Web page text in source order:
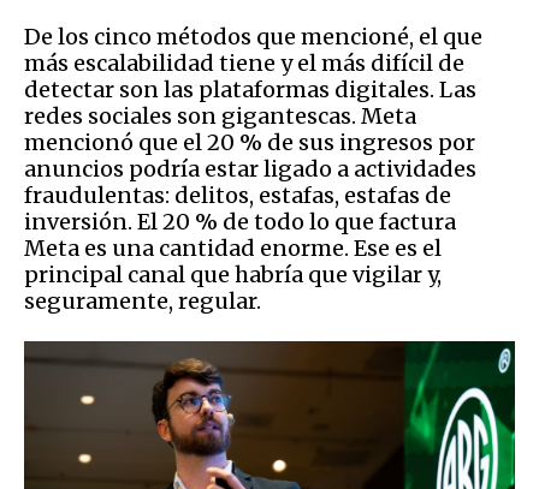
De los cinco métodos que mencioné, el que
más escalabilidad tiene y el más difícil de
detectar son las plataformas digitales. Las
redes sociales son gigantescas. Meta
mencionó que el 20 % de sus ingresos por
anuncios podría estar ligado a actividades
fraudulentas: delitos, estafas, estafas de
inversión. El 20 % de todo lo que factura
Meta es una cantidad enorme. Ese es el
principal canal que habría que vigilar y,
seguramente, regular.